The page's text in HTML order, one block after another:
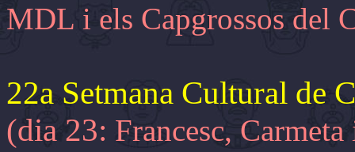
MDL i els Capgrossos del
22a Setmana Cultural de
(dia 23: Francesc, Carmeta